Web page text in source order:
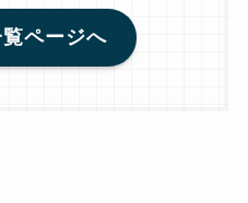
ページへ